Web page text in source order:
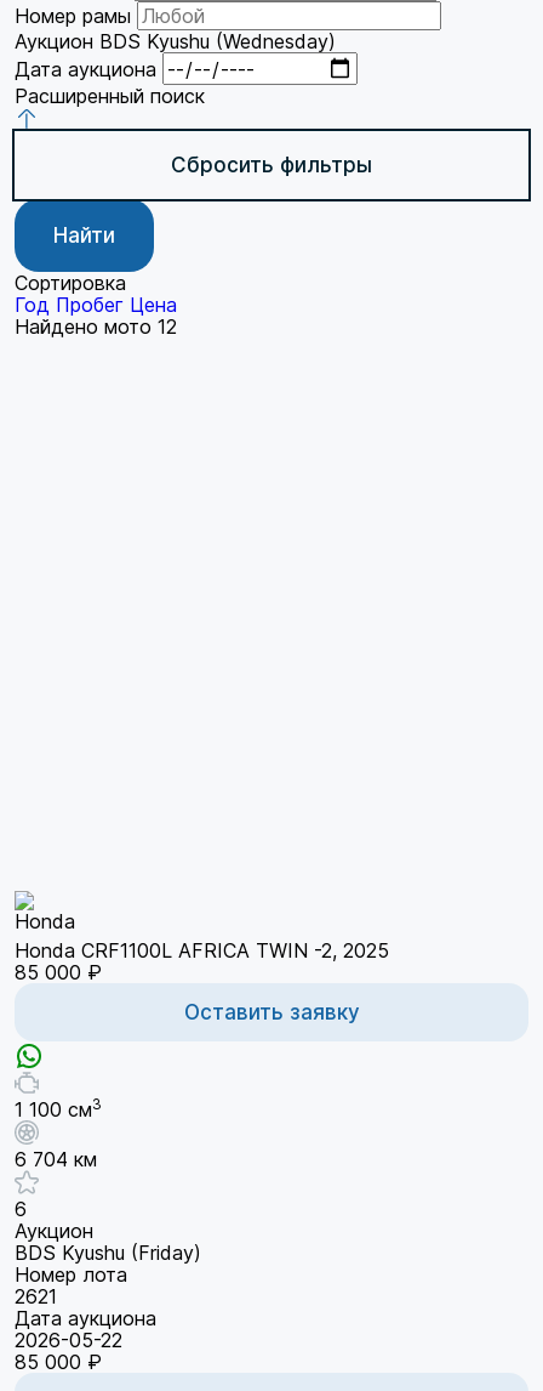
Номер рамы
Аукцион BDS Kyushu (Wednesday)
Дата аукциона
Расширенный поиск
Сбросить фильтры
Найти
Сортировка
Год Пробег Цена
Найдено мото 12
Honda CRF1100L AFRICA TWIN -2, 2025
85 000 ₽
Оставить заявку
1 100 см3
6 704 км
6
Аукцион
BDS Kyushu (Friday)
Номер лота
2621
Дата аукциона
2026-05-22
85 000 ₽